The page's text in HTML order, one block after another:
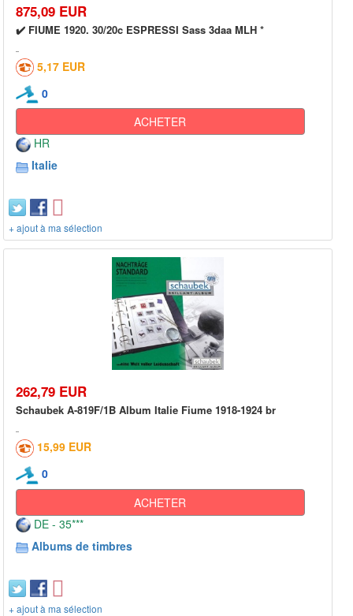
875,09 EUR
✔️ FIUME 1920. 30/20c ESPRESSI Sass 3daa MLH *
5,17 EUR
0
ACHETER
HR
Italie
+ ajout à ma sélection
262,79 EUR
Schaubek A-819F/1B Album Italie Fiume 1918-1924 br
15,99 EUR
0
ACHETER
DE - 35***
Albums de timbres
+ ajout à ma sélection